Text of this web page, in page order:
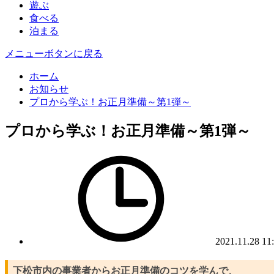
遊ぶ
食べる
泊まる
メニューボタンに戻る
ホーム
お知らせ
プロから学ぶ！お正月準備～第1弾～
プロから学ぶ！お正月準備～第1弾～
2021.11.28
下松市内の事業者からお正月準備のコツを学んで、